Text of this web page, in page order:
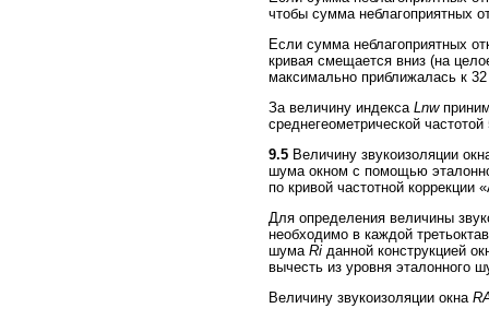
чтобы сумма неблагоприятных
Если сумма неблагоприятных
кривая смещается вниз (на
максимально приближалась к
За величину индекса Lnw
среднегеометрической частотой
9.5 Величину звукоизоляции
шума окном с помощью
по кривой частотной
Для определения величины
необходимо в каждой
шума Ri данной конструкцией
вычесть из уровня эталонного
Величину звукоизоляции окна